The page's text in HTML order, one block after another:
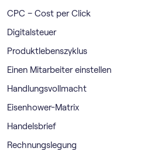
CPC – Cost per Click
Digitalsteuer
Produktlebenszyklus
Einen Mitarbeiter einstellen
Handlungsvollmacht
Eisenhower-Matrix
Handelsbrief
Rechnungslegung